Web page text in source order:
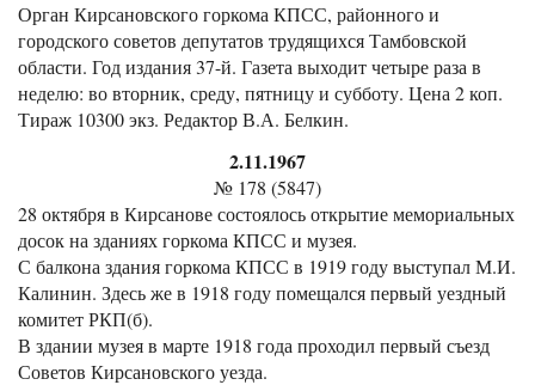
Орган Кирсановского горкома КПСС, районного и
городского советов депутатов трудящихся Тамбовской
области. Год издания 37-й. Газета выходит четыре раза в
неделю: во вторник, среду, пятницу и субботу. Цена 2 коп.
Тираж 10300 экз. Редактор В.А. Белкин.
2.11.1967
№ 178 (5847)
28 октября в Кирсанове состоялось открытие мемориальных
досок на зданиях горкома КПСС и музея.
С балкона здания горкома КПСС в 1919 году выступал М.И.
Калинин. Здесь же в 1918 году помещался первый уездный
комитет РКП(б).
В здании музея в марте 1918 года проходил первый съезд
Советов Кирсановского уезда.